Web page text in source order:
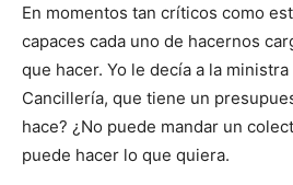
En momentos tan críticos como
capaces cada uno de hacernos
que hacer. Yo le decía a la ministra
Cancillería, que tiene un
hace? ¿No puede mandar un
puede hacer lo que quiera.